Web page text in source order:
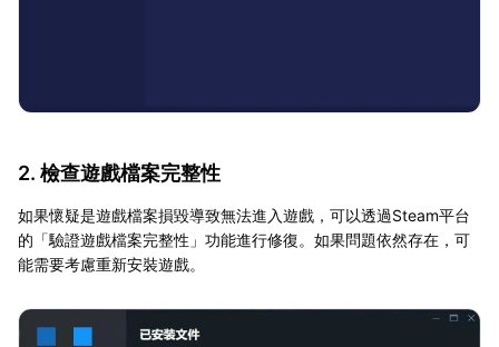
2. 檢查遊戲檔案完整性
如果懷疑是遊戲檔案損毀導致無法進入遊戲，可以透過Steam平台
的「驗證遊戲檔案完整性」功能進行修復。如果問題依然存在，可
能需要考慮重新安裝遊戲。